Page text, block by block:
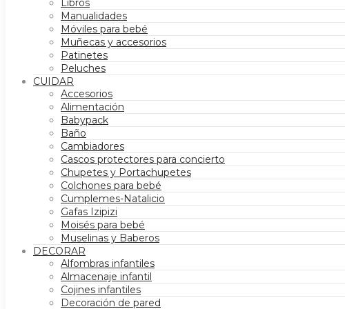
Libros
Manualidades
Móviles para bebé
Muñecas y accesorios
Patinetes
Peluches
CUIDAR
Accesorios
Alimentación
Babypack
Baño
Cambiadores
Cascos protectores para concierto
Chupetes y Portachupetes
Colchones para bebé
Cumplemes-Natalicio
Gafas Izipizi
Moisés para bebé
Muselinas y Baberos
DECORAR
Alfombras infantiles
Almacenaje infantil
Cojines infantiles
Decoración de pared